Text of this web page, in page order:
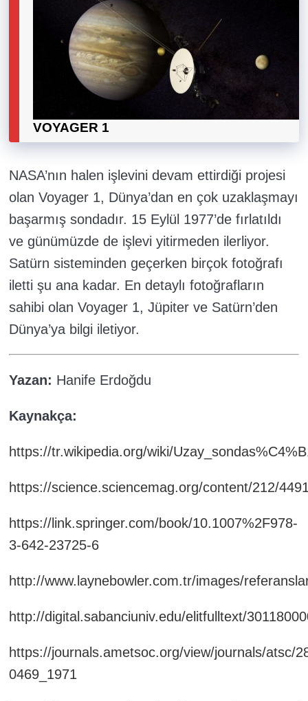
VOYAGER 1
NASA’nın halen işlevini devam ettirdiği projesi
olan Voyager 1, Dünya’dan en çok uzaklaşmayı
başarmış sondadır. 15 Eylül 1977’de fırlatıldı
ve günümüzde de işlevi yitirmeden ilerliyor.
Satürn sisteminden geçerken birçok fotoğrafı
iletti şu ana kadar. En detaylı fotoğrafların
sahibi olan Voyager 1, Jüpiter ve Satürn’den
Dünya’ya bilgi iletiyor.
Yazan: Hanife Erdoğdu
Kaynakça:
https://tr.wikipedia.org/wiki/
https://science.sciencemag.org/content/212/
https://link.springer.com/book/10.1007%2F978-
3-642-23725-6
http://www.laynebowler.com.tr/images/
http://digital.sabanciuniv.edu/elitfulltext/
https://journals.ametsoc.org/view/journals/atsc/
0469_1971